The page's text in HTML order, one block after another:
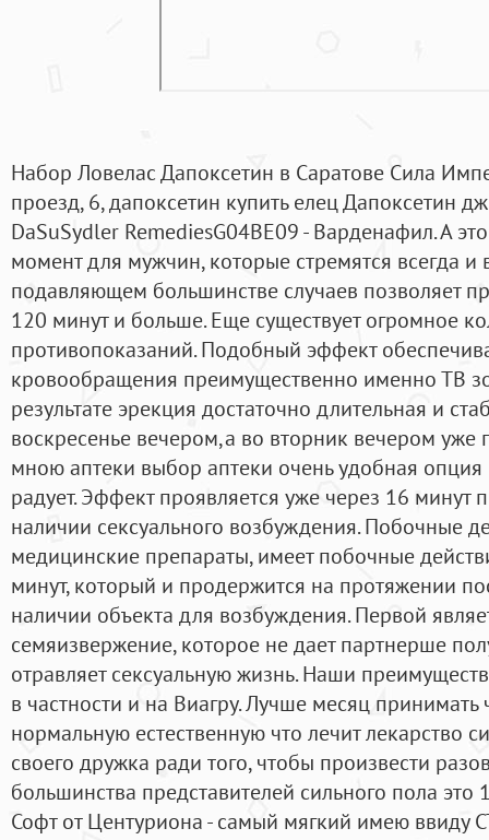
Набор Ловелас Дапоксетин в Саратове Сила
проезд, 6, дапоксетин купить елец Дапоксетин
DaSuSydler RemediesG04BE09 - Варденафил. А
момент для мужчин, которые стремятся всегда и
подавляющем большинстве случаев позволяет
120 минут и больше. Еще существует огромное
противопоказаний. Подобный эффект
кровообращения преимущественно именно ТВ
результате эрекция достаточно длительная и
воскресенье вечером,а во вторник вечером
мною аптеки выбор аптеки очень удобная опция
радует. Эффект проявляется уже через 16 минут
наличии сексуального возбуждения. Побочные
медицинские препараты, имеет побочные
минут, который и продержится на протяжении
наличии объекта для возбуждения. Первой
семяизвержение, которое не дает партнерше
отравляет сексуальную жизнь. Наши
в частности и на Виагру. Лучше месяц
нормальную естественную что лечит лекарство
своего дружка ради того, чтобы произвести
большинства представителей сильного пола это
Софт от Центуриона - самый мягкий имею ввиду